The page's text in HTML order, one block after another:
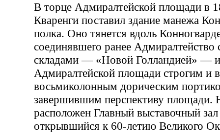
В торце Адмиралтейской площади в
Кваренги поставил здание манежа
полка. Оно тянется вдоль
соединявшего ранее Адмиралтейство
складами — «Новой Голландией» —
Адмиралтейской площади строгим и
восьмиколонным дорическим
завершившим перспективу площади.
расположен Главный выставочный зал
открывшийся к 60-летию Великого